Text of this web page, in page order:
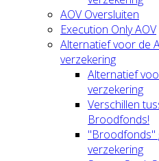
AOV Oversluiten
Execution Only AOV
Alternatief voor de
verzekering
Alternatief
verzekering
Verschillen
Broodfonds!
"Broodfonds"
verzekering